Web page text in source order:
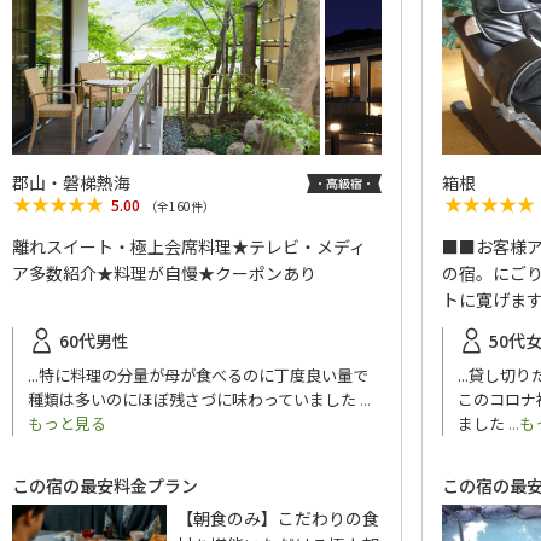
郡山・磐梯熱海
★★★★★
★★★★★ 5.00 （全160件）
離れスイート・極上会席料理★テレビ・メディ
ア多数紹介★料理が自慢★クーポンあり
60代男性
...特に料理の分量が母が食べるのに丁度良い量で
種類は多いのにほぼ残さづに味わっていました ...
もっと見る
この宿の最安料金プラン
【朝食のみ】こだわりの食
箱根
★★★★★
★★★★★
■■お客様
の宿。にご
トに寛げま
50代
...貸し切り
このコロ
ました ...
この宿の最